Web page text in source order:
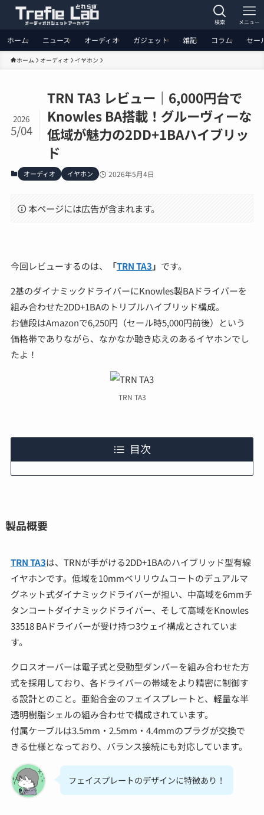
検索 メニュー
ホーム ニュース オーディオ ガジェット 雑記 コラム セー
ホーム オーディオ イヤホン
TRN TA3 レビュー｜6,000円台で
Knowles BA搭載！グルーヴィーな
低域が魅力の2DD+1BAハイブリッ
ド
2026
5/04
オーディオ イヤホン 2026年5月4日
本ページには広告が含まれます。
今回レビューするのは、 「TRN TA3」 です。
2基のダイナミックドライバーにKnowles製BAドライバーを
組み合わせた2DD+1BAのトリプルハイブリッド構成。
お値段はAmazonで6,250円（セール時5,000円前後）という
価格帯でありながら、なかなか聴き応えのあるイヤホンでし
たよ！
TRN TA3
目次
製品概要
TRN TA3は、TRNが手がける2DD+1BAのハイブリッド型有線
イヤホンです。低域を10mmベリリウムコートのデュアルマ
グネット式ダイナミックドライバーが担い、中高域を6mmチ
タンコートダイナミックドライバー、そして高域をKnowles
33518 BAドライバーが受け持つ3ウェイ構成とされていま
す。
クロスオーバーは電子式と受動型ダンパーを組み合わせた方
式を採用しており、各ドライバーの帯域をより精密に制御す
る設計とのこと。亜鉛合金のフェイスプレートと、軽量な半
透明樹脂シェルの組み合わせで構成されています。
付属ケーブルは3.5mm・2.5mm・4.4mmのプラグが交換で
きる仕様となっており、バランス接続にも対応しています。
フェイスプレートのデザインに特徴あり！